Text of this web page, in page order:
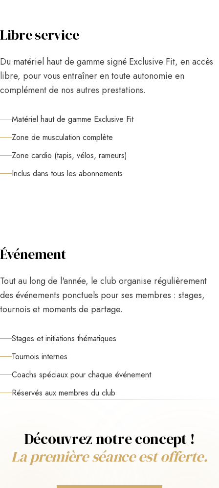
Libre service
Du matériel haut de gamme signé Exclusive Fit, en accès
libre, pour vous entraîner en toute autonomie en
complément de nos autres prestations.
Matériel haut de gamme Exclusive Fit
Zone de musculation complète
Zone cardio (tapis, vélos, rameurs)
Inclus dans tous les abonnements
Événement
Tout au long de l'année, le club organise régulièrement
des événements ponctuels pour ses membres : stages,
tournois et moments de partage.
Stages et initiations thématiques
Tournois internes
Coachs spéciaux pour chaque événement
Réservés aux membres du club
Découvrez notre concept !
La première séance est offerte.